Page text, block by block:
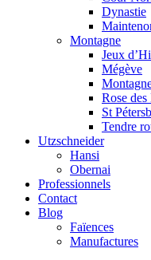
Dynastie
Montagne
Jeux
Mégève
Rose des
St
Tendre
Utzschneider
Hansi
Obernai
Professionnels
Contact
Blog
Faïences
Manufactures